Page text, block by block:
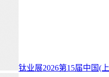
钛业展2026第15届中国(